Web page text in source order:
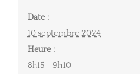
Date :
10 septembre 2024
Heure :
8h15 - 9h10